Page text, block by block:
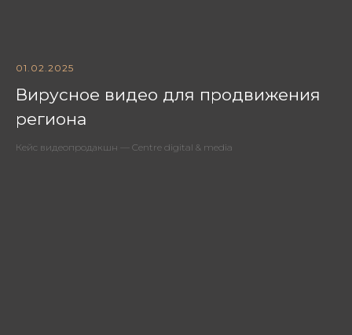
01.02.2025
Вирусное видео для продвижения
региона
Кейс видеопродакшн — Centre digital & media